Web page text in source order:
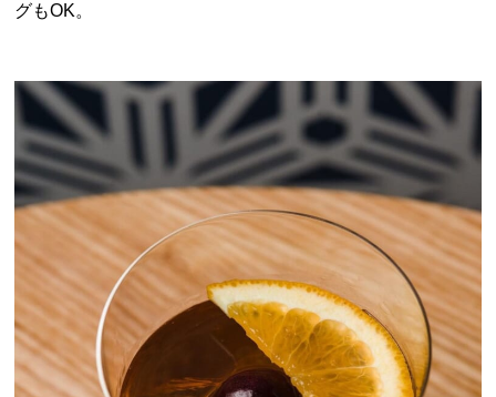
グもOK。